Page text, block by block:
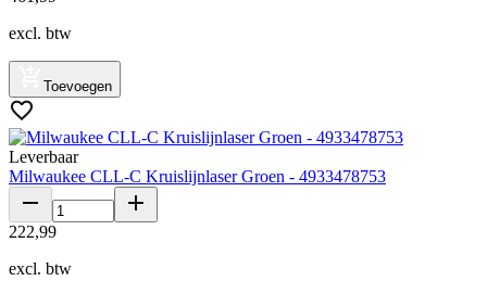
excl. btw
Toevoegen
Leverbaar
Milwaukee CLL-C Kruislijnlaser Groen - 4933478753
222,99
excl. btw